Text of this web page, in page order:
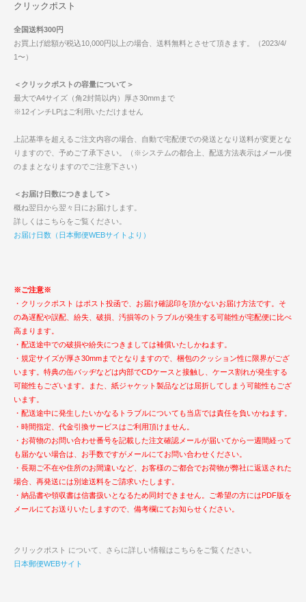
クリックポスト
全国送料300円
お買上げ総額が税込10,000円以上の場合、送料無料とさせて頂きます。（2023/4/
1〜）
＜クリックポストの容量について＞
最大でA4サイズ（角2封筒以内）厚さ30mmまで
※12インチLPはご利用いただけません
上記基準を超えるご注文内容の場合、自動で宅配便での発送となり送料が変更とな
りますので、予めご了承下さい。（※システムの都合上、配送方法表示はメール便
のままとなりますのでご注意下さい）
＜お届け日数につきまして＞
概ね翌日から翌々日にお届けします。
詳しくはこちらをご覧ください。
お届け日数（日本郵便WEBサイトより）
※ご注意※
・クリックポスト はポスト投函で、お届け確認印を頂かないお届け方法です。そ
の為遅配や誤配、紛失、破損、汚損等のトラブルが発生する可能性が宅配便に比べ
高まります。
・配送途中での破損や紛失につきましては補償いたしかねます。
・規定サイズが厚さ30mmまでとなりますので、梱包のクッション性に限界がござ
います。特典の缶バッヂなどは内部でCDケースと接触し、ケース割れが発生する
可能性もございます。また、紙ジャケット製品などは屈折してしまう可能性もござ
います。
・配送途中に発生したいかなるトラブルについても当店では責任を負いかねます。
・時間指定、代金引換サービスはご利用頂けません。
・お荷物のお問い合わせ番号を記載した注文確認メールが届いてから一週間経って
も届かない場合は、お手数ですがメールにてお問い合わせください。
・長期ご不在や住所のお間違いなど、お客様のご都合でお荷物が弊社に返送された
場合、再発送には別途送料をご請求いたします。
・納品書や領収書は信書扱いとなるため同封できません。ご希望の方にはPDF版を
メールにてお送りいたしますので、備考欄にてお知らせください。
クリックポスト について、さらに詳しい情報はこちらをご覧ください。
日本郵便WEBサイト